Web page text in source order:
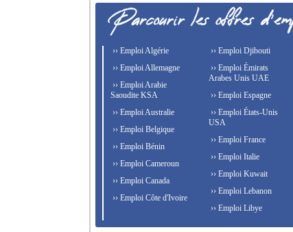
›› Emploi Algérie
›› Emploi Allemagne
›› Emploi Arabie
Saoudite KSA
›› Emploi Australie
›› Emploi Belgique
›› Emploi Bénin
›› Emploi Cameroun
›› Emploi Canada
›› Emploi Côte d'Ivoire
›› Emploi Djibouti
›› Emploi Émirats
Arabes Unis UAE
›› Emploi Espagne
›› Emploi États-Unis
USA
›› Emploi France
›› Emploi Italie
›› Emploi Kuwait
›› Emploi Lebanon
›› Emploi Libye